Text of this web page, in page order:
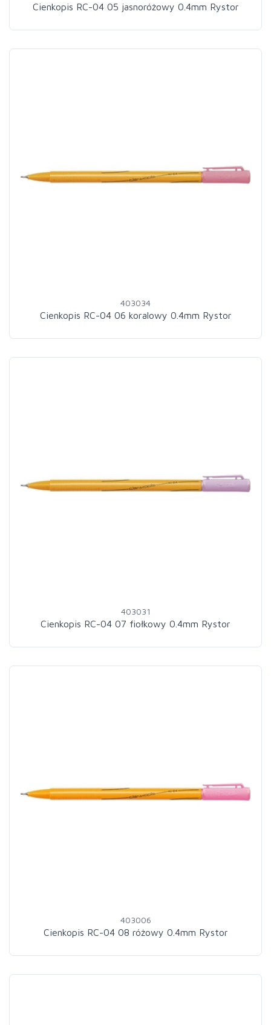
Cienkopis RC-04 05 jasnoróżowy 0.4mm Rystor
403034
Cienkopis RC-04 06 koralowy 0.4mm Rystor
403031
Cienkopis RC-04 07 fiołkowy 0.4mm Rystor
403006
Cienkopis RC-04 08 różowy 0.4mm Rystor